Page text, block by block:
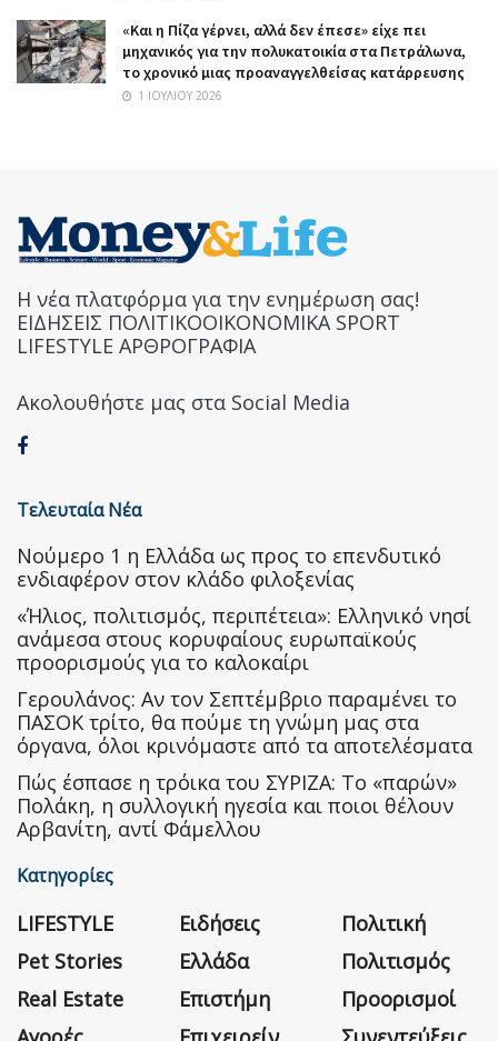
«Και η Πίζα γέρνει, αλλά δεν έπεσε» είχε πει
μηχανικός για την πολυκατοικία στα Πετράλωνα,
το χρονικό μιας προαναγγελθείσας κατάρρευσης
1 ΙΟΥΛΊΟΥ 2026
Η νέα πλατφόρμα για την ενημέρωση σας!
ΕΙΔΗΣΕΙΣ ΠΟΛΙΤΙΚΟΟΙΚΟΝΟΜΙΚΑ SPORT
LIFESTYLE ΑΡΘΡΟΓΡΑΦΙΑ
Ακολουθήστε μας στα Social Media
Τελευταία Νέα
Nούμερο 1 η Ελλάδα ως προς το επενδυτικό
ενδιαφέρον στον κλάδο φιλοξενίας
«Ήλιος, πολιτισμός, περιπέτεια»: Ελληνικό νησί
ανάμεσα στους κορυφαίους ευρωπαϊκούς
προορισμούς για το καλοκαίρι
Γερουλάνος: Αν τον Σεπτέμβριο παραμένει το
ΠΑΣΟΚ τρίτο, θα πούμε τη γνώμη μας στα
όργανα, όλοι κρινόμαστε από τα αποτελέσματα
Πώς έσπασε η τρόικα του ΣΥΡΙΖΑ: Το «παρών»
Πολάκη, η συλλογική ηγεσία και ποιοι θέλουν
Αρβανίτη, αντί Φάμελλου
Κατηγορίες
LIFESTYLE
Pet Stories
Real Estate
Ειδήσεις
Ελλάδα
Επιστήμη
Πολιτική
Πολιτισμός
Προορισμοί